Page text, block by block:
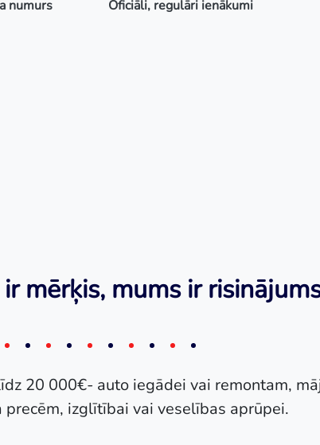
numurs
Oficiāli, regulāri ienākumi
ir mērķis, mums ir
20 000€- auto iegādei vai remontam,
precēm, izglītībai vai veselības aprūpei.